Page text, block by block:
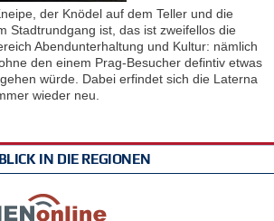
der Knödel auf dem Teller und die
Stadtrundgang ist, das ist zweifellos die
Abendunterhaltung und Kultur: nämlich
den einem Prag-Besucher defintiv etwas
würde. Dabei erfindet sich die Laterna
wieder neu.
BLICK IN DIE REGIONEN